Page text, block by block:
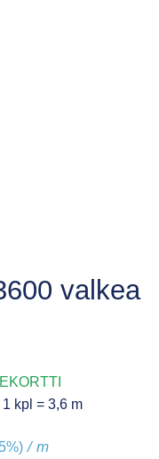
valkea
kpl = 3,6 m
/ m